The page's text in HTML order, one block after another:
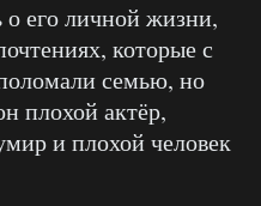
его личной жизни,
которые с
семью, но
плохой актёр,
и плохой человек